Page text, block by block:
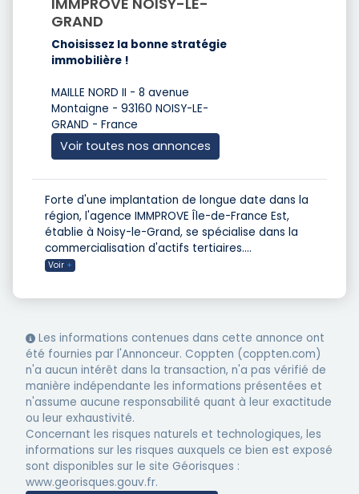
GRAND
Choisissez la bonne stratégie
immobilière !
MAILLE NORD II - 8 avenue
Montaigne - 93160 NOISY-LE-
GRAND - France
Voir toutes nos annonces
Forte d'une implantation de longue date dans la
région, l'agence IMMPROVE Île-de-France Est,
établie à Noisy-le-Grand, se spécialise dans la
commercialisation d'actifs tertiaires....
Voir +
Les informations contenues dans cette annonce ont
été fournies par l'Annonceur. Coppten (coppten.com)
n'a aucun intérêt dans la transaction, n'a pas vérifié de
manière indépendante les informations présentées et
n'assume aucune responsabilité quant à leur exactitude
ou leur exhaustivité.
Concernant les risques naturels et technologiques, les
informations sur les risques auxquels ce bien est exposé
sont disponibles sur le site Géorisques :
www.georisques.gouv.fr.